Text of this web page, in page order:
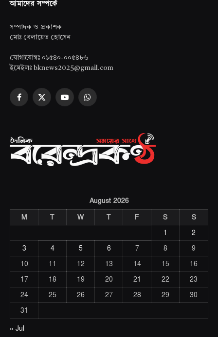
আমাদের সম্পর্কে
সম্পাদক ও প্রকাশক
মোঃ বেলায়েত হোসেন
যোগাযোগঃ ০১৫৪০-০০৫৪৮৬
ইমেইলঃ bknews2025@gmail.com
Facebook
X
YouTubeWhatsApp
August 2026
M
T W T F S
S
1
2
3
4 5 6 7 8
9
10
11 12 13 14 15
16
17
18 19 20 21 22
23
24
25 26 27 28 29
30
31
« Jul